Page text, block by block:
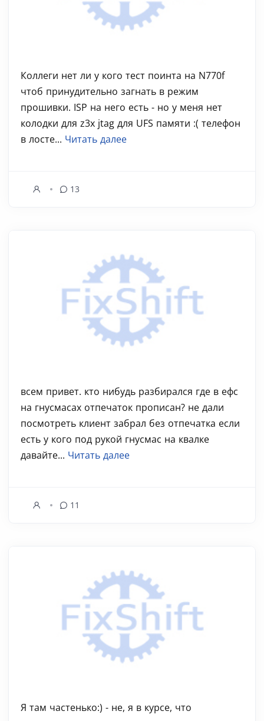
Коллеги нет ли у кого тест поинта на N770f
чтоб принудительно загнать в режим
прошивки. ISP на него есть - но у меня нет
колодки для z3x jtag для UFS памяти :( телефон
в лосте... Читать далее
13
всем привет. кто нибудь разбирался где в ефс
на гнусмасах отпечаток прописан? не дали
посмотреть клиент забрал без отпечатка если
есть у кого под рукой гнусмас на квалке
давайте... Читать далее
11
Я там частенько:) - не, я в курсе, что